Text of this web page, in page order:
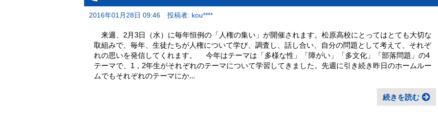
2016年01月28日 09:46 投稿者: kou****
来週、2月3日（水）に毎年恒例の「人権の集い」が開催されます。松原高校にとってはとても大切な
取組みで、毎年、生徒たちが人権について学び、調査し、話し合い、自分の問題として考えて、それぞ
れの思いを発信してくれます。 今年はテーマは「多様な性」「障がい」「多文化」「部落問題」の4
テーマで、1，2年生がそれぞれのテーマについて学習してきました。先週に引き続き昨日のホームルー
ムでもそれぞれのテーマにか...
続きを読む